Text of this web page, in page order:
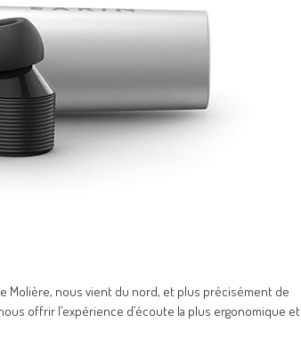
Molière, nous vient du nord, et plus précisément de
offrir l’expérience d’écoute la plus ergonomique et